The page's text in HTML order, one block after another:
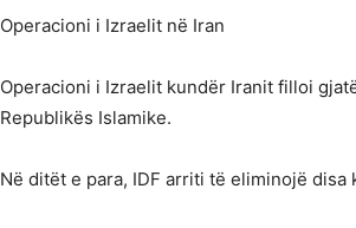
Operacioni i Izraelit në Iran
Operacioni i Izraelit kundër Iranit filloi
Republikës Islamike.
Në ditët e para, IDF arriti të eliminojë